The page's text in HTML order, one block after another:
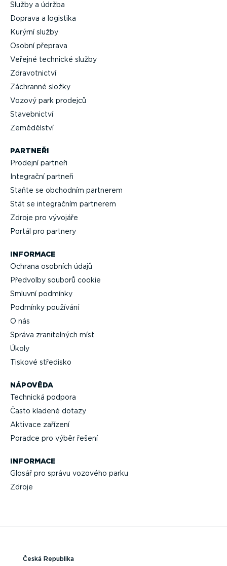
Služby a údržba
Doprava a logistika
Kurýrní služby
Osobní přeprava
Veřejné technické služby
Zdravot­nictví
Záchranné složky
Vozový park prodejců
Staveb­nictví
Zemědělství
NÁPOVĚDA
Technická podpora
Často kladené dotazy
Aktivace zařízení
Poradce pro výběr řešení
INFORMACE
Glosář pro správu vozového parku
Zdroje
PARTNEŘI
Prodejní partneři
Integrační partneři
Staňte se obchodním partnerem
Stát se integračním partnerem
Zdroje pro vývojáře
Portál pro partnery
INFORMACE
Ochrana osobních údajů
Předvolby souborů cookie
Smluvní podmínky
Podmínky používání
O nás
Správa zrani­telných míst
Úkoly
Tiskové středisko
Česká Republika